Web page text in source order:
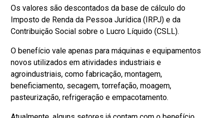
Os valores são descontados da base de cálculo do
Imposto de Renda da Pessoa Jurídica (IRPJ) e da
Contribuição Social sobre o Lucro Líquido (CSLL).
O benefício vale apenas para máquinas e equipamentos
novos utilizados em atividades industriais e
agroindustriais, como fabricação, montagem,
beneficiamento, secagem, torrefação, moagem,
pasteurização, refrigeração e empacotamento.